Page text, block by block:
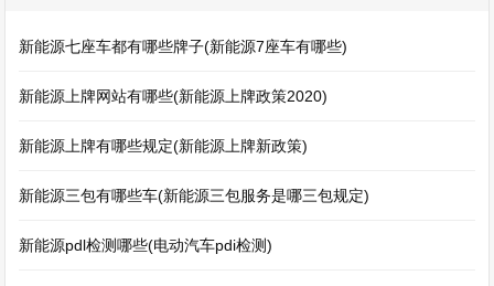
新能源七座车都有哪些牌子(新能源7座车有哪些)
新能源上牌网站有哪些(新能源上牌政策2020)
新能源上牌有哪些规定(新能源上牌新政策)
新能源三包有哪些车(新能源三包服务是哪三包规定)
新能源pdl检测哪些(电动汽车pdi检测)